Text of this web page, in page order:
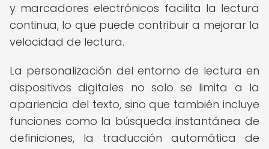
y marcadores electrónicos facilita la lectura
continua, lo que puede contribuir a mejorar la
velocidad de lectura.
La personalización del entorno de lectura en
dispositivos digitales no solo se limita a la
apariencia del texto, sino que también incluye
funciones como la búsqueda instantánea de
definiciones, la traducción automática de